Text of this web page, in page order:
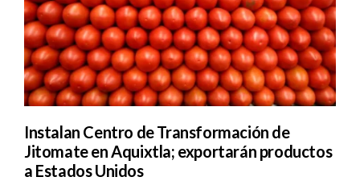
Instalan Centro de Transformación de
Jitomate en Aquixtla; exportarán productos
a Estados Unidos